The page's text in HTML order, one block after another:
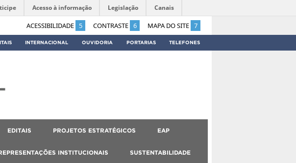
ACESSIBILIDADE 5 CONTRASTE 6 MAPA DO SITE 7
Acesso à informação Legislação Canais
INTERNACIONAL OUVIDORIA PORTARIAS TELEFONES
EDITAIS PROJETOS ESTRATÉGICOS EAP
INSTITUCIONAIS SUSTENTABILIDADE